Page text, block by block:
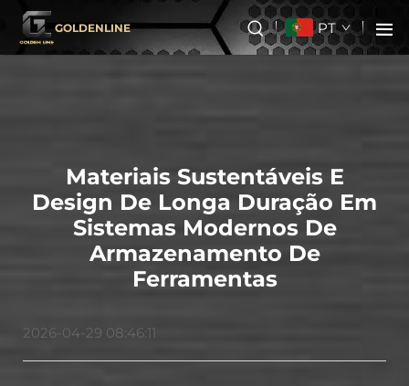
GOLDENLINE PT
Materiais Sustentáveis E
Design De Longa Duração Em
Sistemas Modernos De
Armazenamento De
Ferramentas
2026-04-29 08:46:11